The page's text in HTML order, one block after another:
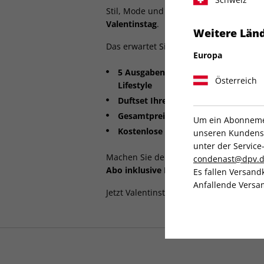
Stil, Mode und Luxus vereint in einem
Valentinstag.
Das erwartet Sie im Valentinstags-Special
5 Ausgaben VOGUE
Lifestyle
Duftset Ihrer Wahl
Gesamtpreis nur 42 €
Kostenlose Lieferungbequem nach
Machen Sie den Valentinstag
Abo inklusive Luxus-Duftsetzum
Jetzt Valentinstagsangebot sichern 💝
Weitere
Europa
Österreich
Um ein
unseren
unter der
Es fallen
Anfallende